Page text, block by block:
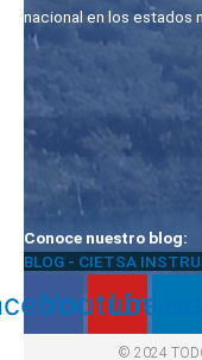
nacional en los estados
Conoce nuestro blog:
BLOG - CIETSA
Youtube
© 2024